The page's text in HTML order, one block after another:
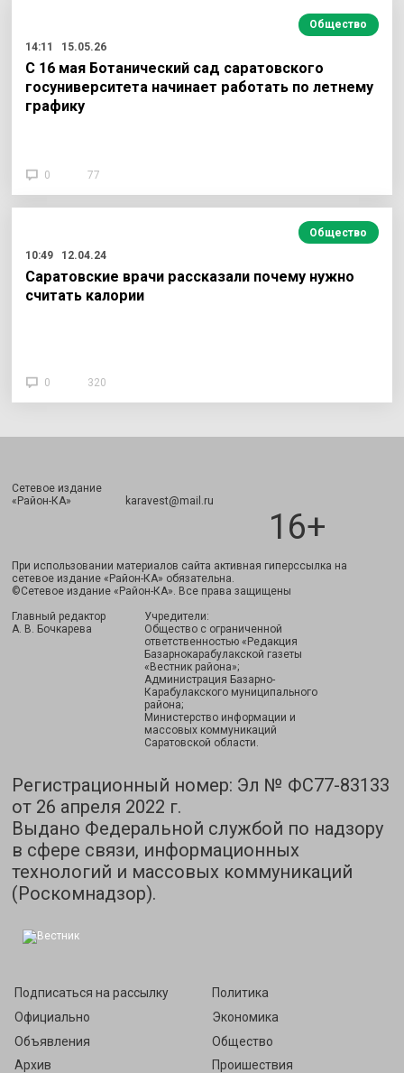
Общество
14:11
15.05.26
С 16 мая Ботанический сад саратовского
госуниверситета начинает работать по летнему
графику
0 77
Общество
10:49
12.04.24
Саратовские врачи рассказали почему нужно
считать калории
0 320
Сетевое издание
«Район-КА» karavest@mail.ru
16+
При использовании материалов сайта активная гиперссылка на
сетевое издание «Район-КА» обязательна.
©Сетевое издание «Район-КА». Все права защищены
Главный редактор
А. В. Бочкарева
Учредители:
Общество с ограниченной
ответственностью «Редакция
Базарнокарабулакской газеты
«Вестник района»;
Администрация Базарно-
Карабулакского муниципального
района;
Министерство информации и
массовых коммуникаций
Саратовской области.
Регистрационный номер: Эл № ФС77-83133
от 26 апреля 2022 г.
Выдано Федеральной службой по надзору
в сфере связи, информационных
технологий и массовых коммуникаций
(Роскомнадзор).
Подписаться на рассылку
Официально
Объявления
Архив
Политика
Экономика
Общество
Проишествия
Подписаться